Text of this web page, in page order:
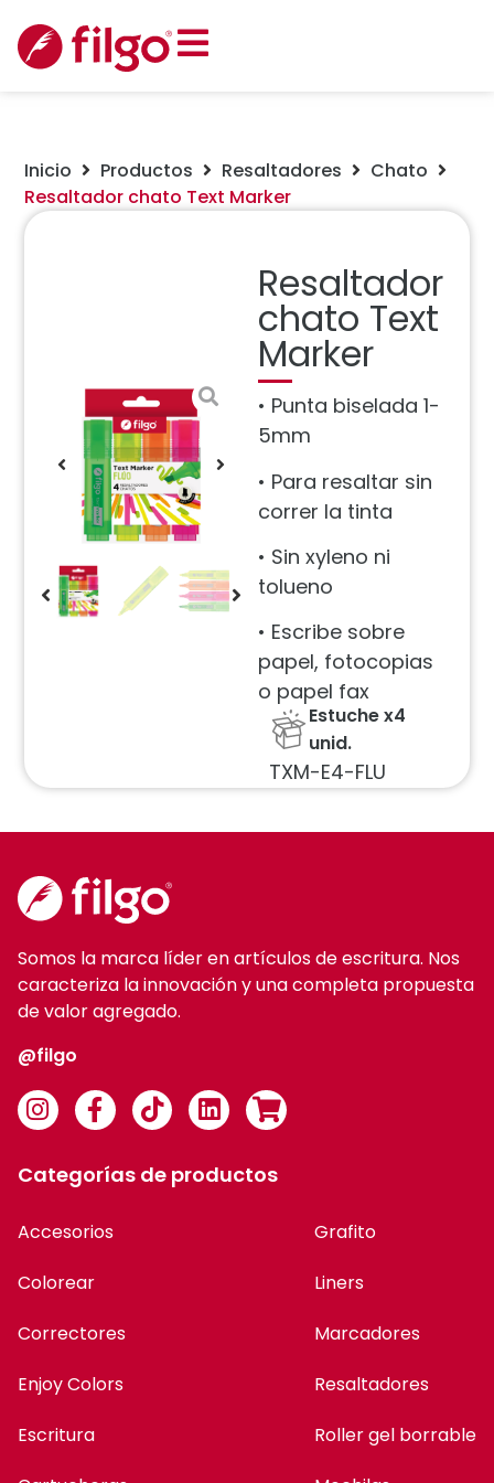
Inicio Productos Resaltadores
Chato
Resaltador chato Text Marker
Resaltador
chato Text
Marker
• Punta biselada 1-
5mm
• Para resaltar sin
correr la tinta
• Sin xyleno ni
tolueno
• Escribe sobre
papel, fotocopias
o papel fax
Estuche x4
unid.
TXM-E4-FLU
Somos la marca líder en artículos de escritura. Nos
caracteriza la innovación y una completa propuesta
de valor agregado.
@filgo
Categorías de productos
Accesorios
Colorear
Correctores
Enjoy Colors
Escritura
Grafito
Liners
Marcadores
Resaltadores
Roller gel borrable